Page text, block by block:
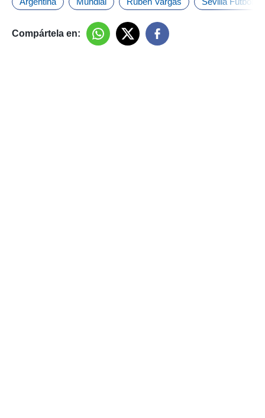
Compártela en: